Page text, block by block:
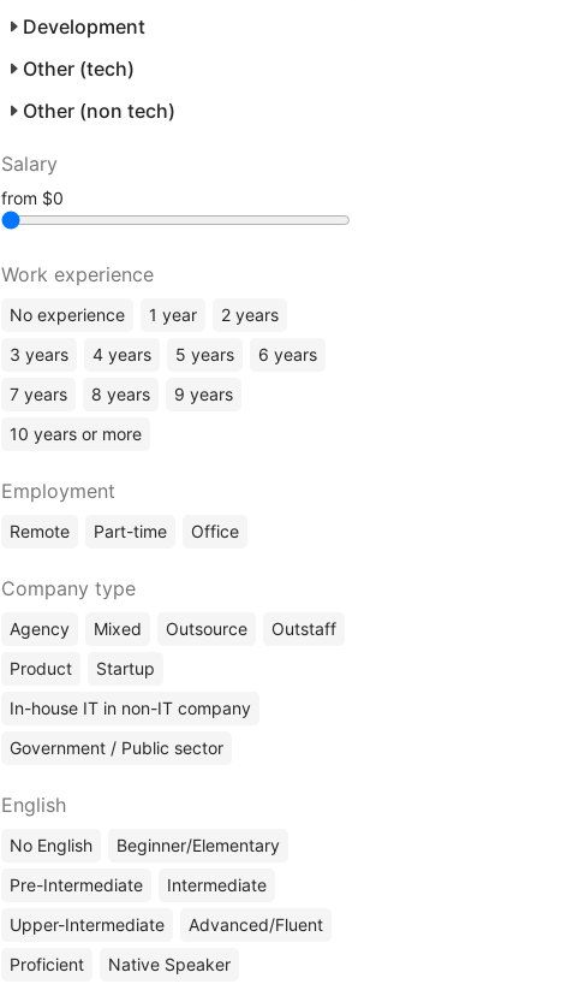
Development
Other (tech)
Other (non tech)
Salary
from
Work experience
No experience 1 year
2 years
3 years
4 years 5 years
6 years
7 years
8 years
9 years
10 years or more
Employment
Remote Part-time Office
Company type
Agency Mixed Outsource
Outstaff
Product
Startup
In-house IT in non-IT company
Government / Public sector
English
No English
Beginner/Elementary
Pre-Intermediate
Intermediate
Upper-Intermediate
Advanced/Fluent
Proficient
Native Speaker